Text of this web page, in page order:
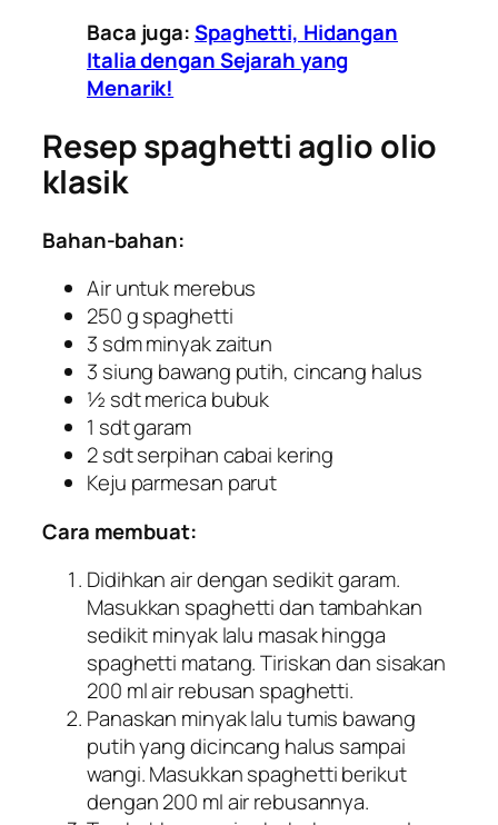
Baca juga:Spaghetti, Hidangan
Italia dengan Sejarah yang
Menarik!
Resep spaghetti aglio olio
klasik
Bahan-bahan:
Air untuk merebus
250 g spaghetti
3 sdm minyak zaitun
3 siung bawang putih, cincang halus
½ sdt merica bubuk
1 sdt garam
2 sdt serpihan cabai kering
Keju parmesan parut
Cara membuat:
Didihkan air dengan sedikit garam.
Masukkan spaghetti dan tambahkan
sedikit minyak lalu masak hingga
spaghetti matang. Tiriskan dan sisakan
200 ml air rebusan spaghetti.
Panaskan minyak lalu tumis bawang
putih yang dicincang halus sampai
wangi. Masukkan spaghetti berikut
dengan 200 ml air rebusannya.